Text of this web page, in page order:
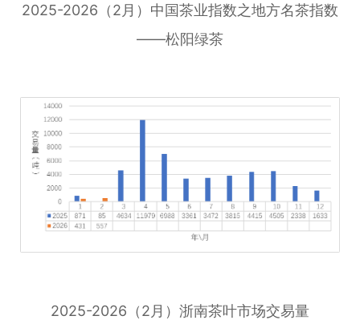
2025-2026（2月）中国茶业指数之地方名茶指数
——松阳绿茶
2025-2026（2月）浙南茶叶市场交易量